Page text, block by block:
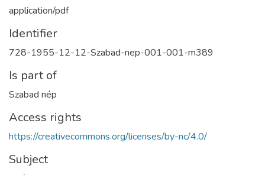
application/pdf
Identifier
728-1955-12-12-Szabad-nep-001-001-m389
Is part of
Szabad nép
Access rights
https://creativecommons.org/licenses/by-nc/4.0/
Subject